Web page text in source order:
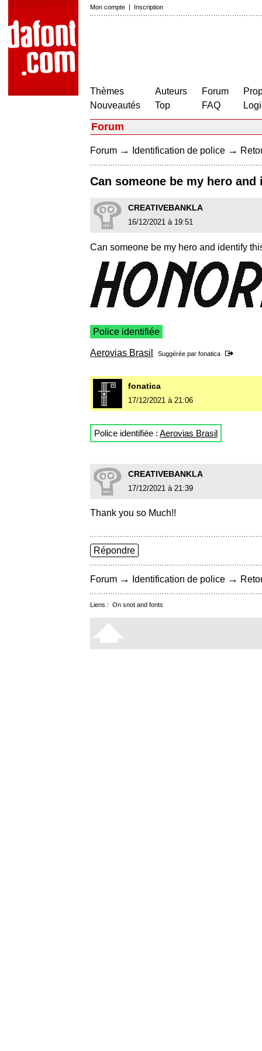
Mon compte | Inscription
Thèmes
Nouveautés
Auteurs
Top
Forum
FAQ
Forum
Forum → Identification de police →
Can someone be my hero
CREATIVEBANKLA
16/12/2021 à 19:51
Can someone be my hero and identify
Police identifiée
Aerovias Brasil Suggérée par fonatica
fonatica
17/12/2021 à 21:06
Police identifiée : Aerovias Brasil
CREATIVEBANKLA
17/12/2021 à 21:39
Thank you so Much!!
Répondre
Forum → Identification de police →
Liens : On snot and fonts